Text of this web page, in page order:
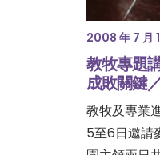
2008 年 7 月
教牧專題
成敗關鍵
教牧及專業
5至6日邀請